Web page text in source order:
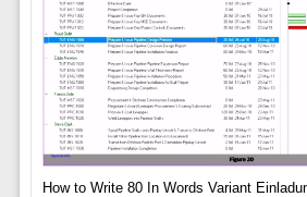
How to Write 80 In Words Variant